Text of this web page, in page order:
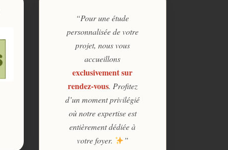
“Pour une étude
personnalisée de votre
projet, nous vous
accueillons
exclusivement sur
rendez-vous. Profitez
d’un moment privilégié
où notre expertise est
entièrement dédiée à
votre foyer.
”